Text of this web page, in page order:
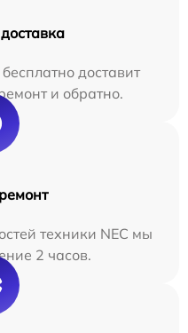
доставит
и обратно.
техники NEC мы
2 часов.